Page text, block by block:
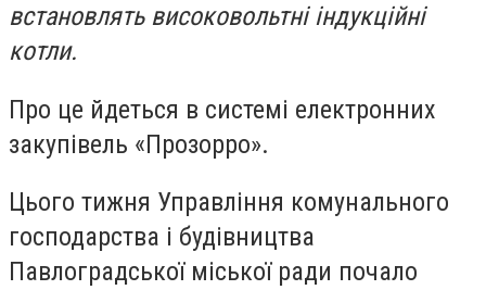
встановлять високовольтні індукційні
котли.
Про це йдеться в системі електронних
закупівель «Прозорро».
Цього тижня Управління комунального
господарства і будівництва
Павлоградської міської ради почало